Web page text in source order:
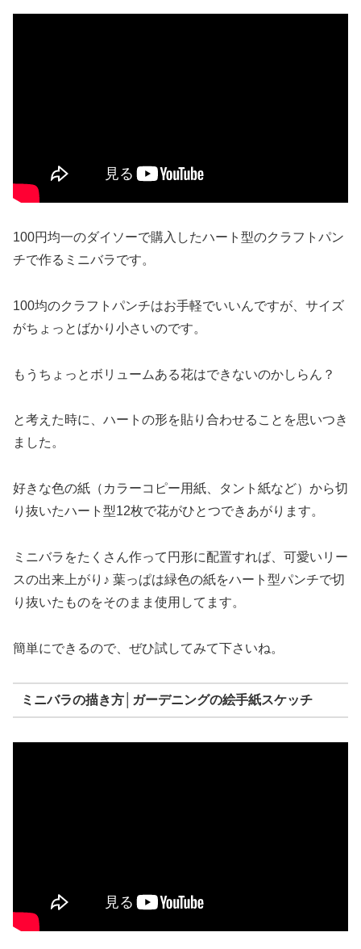
100円均一のダイソーで購入したハート型のクラフトパン
チで作るミニバラです。
100均のクラフトパンチはお手軽でいいんですが、サイズ
がちょっとばかり小さいのです。
もうちょっとボリュームある花はできないのかしらん？
と考えた時に、ハートの形を貼り合わせることを思いつき
ました。
好きな色の紙（カラーコピー用紙、タント紙など）から切
り抜いたハート型12枚で花がひとつできあがります。
ミニバラをたくさん作って円形に配置すれば、可愛いリー
スの出来上がり♪ 葉っぱは緑色の紙をハート型パンチで切
り抜いたものをそのまま使用してます。
簡単にできるので、ぜひ試してみて下さいね。
ミニバラの描き方│ガーデニングの絵手紙スケッチ